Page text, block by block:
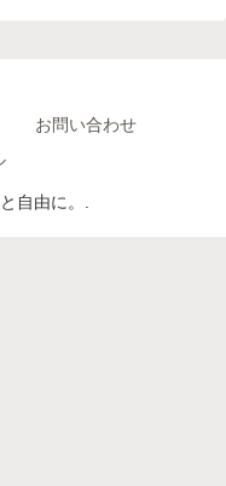
お問い合わせ
自由に。.